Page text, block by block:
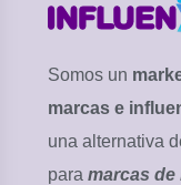
Somos un
marcas e
una alternativa
para marcas de